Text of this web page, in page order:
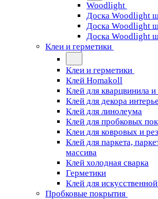
Woodlight
Доска Woodlight
Доска Woodlight
Доска Woodlight
Клеи и герметики
Клеи и герметики
Клей Homakoll
Клей для кварцвинила
Клей для декора
Клей для линолеума
Клей для пробковых
Клеи для ковровых и
Клей для паркета,
массива
Клей холодная сварка
Герметики
Клей для
Пробковые покрытия